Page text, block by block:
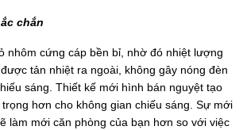
chắn
nhôm cứng cáp bền bỉ, nhờ đó nhiệt lượng
tản nhiệt ra ngoài, không gây nóng đèn
sáng. Thiết kế mới hình bán nguyệt tạo
hơn cho không gian chiếu sáng. Sự mới
làm mới căn phòng của bạn hơn so với việc